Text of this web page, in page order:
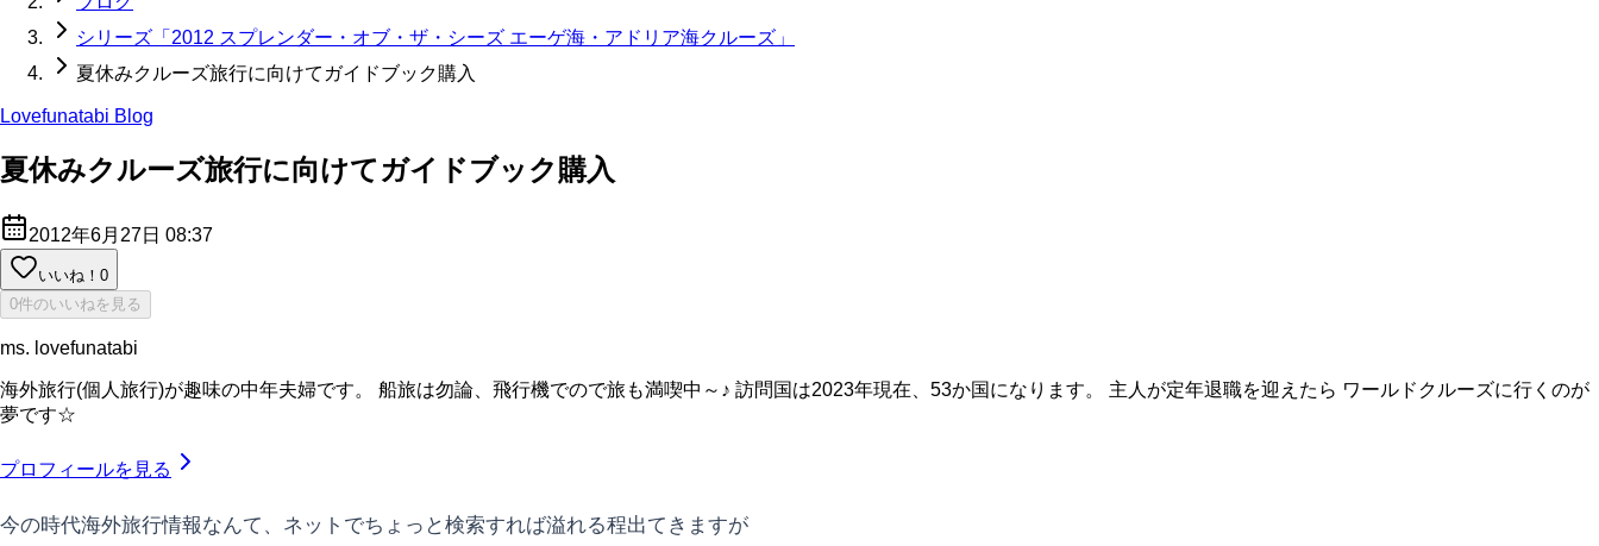
シリーズ「2012 スプレンダー・オブ・ザ・シーズ エーゲ海・アドリア海クルーズ」
夏休みクルーズ旅行に向けてガイドブック購入
Lovefunatabi Blog
夏休みクルーズ旅行に向けてガイドブック購入
2012年6月27日 08:37
いいね！ 0
0件のいいねを見る
ms. lovefunatabi
海外旅行(個人旅行)が趣味の中年夫婦です。 船旅は勿論、飛行機でので旅も満喫中～♪ 訪問国は2023年現在、53か国になります。 主人が定年退職を迎えたら ワールドクルーズに行くのが
夢です☆
プロフィールを見る
今の時代海外旅行情報なんて、ネットでちょっと検索すれば溢れる程出てきますが